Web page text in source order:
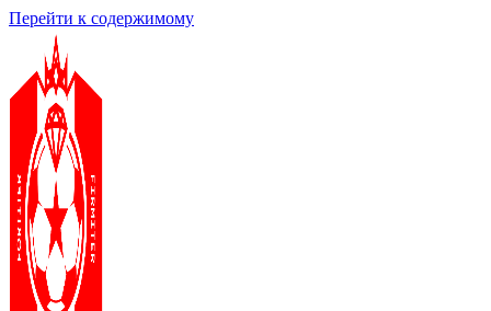
Перейти к содержимому